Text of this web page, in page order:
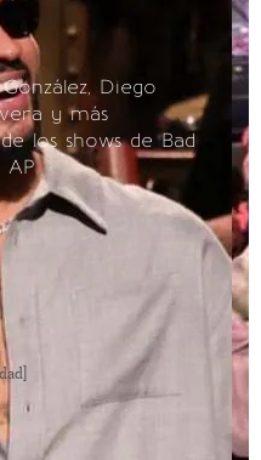
Diego
y más
los shows de Bad
AP